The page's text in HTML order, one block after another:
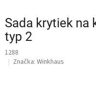
Sada krytiek na
typ 2
1288
Značka: Winkhaus